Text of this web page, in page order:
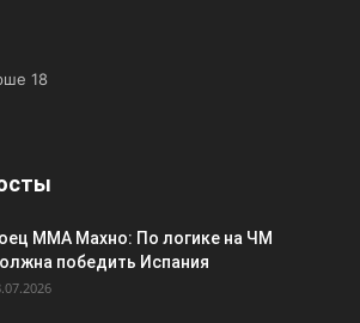
18
ММА Махно: По логике на ЧМ
победить Испания